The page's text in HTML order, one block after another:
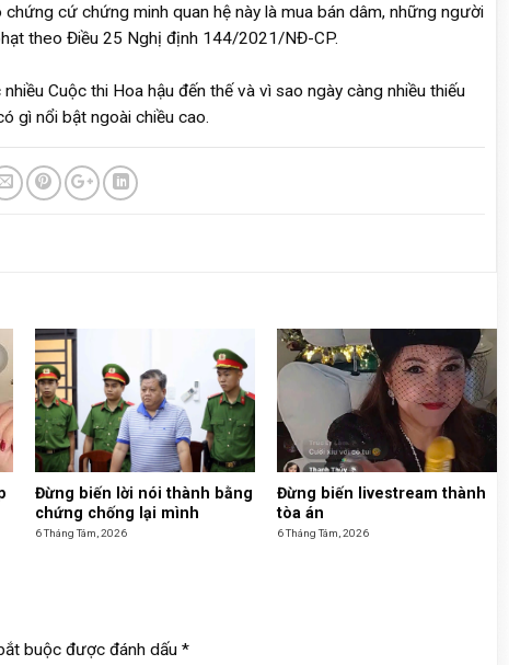
cứ chứng minh quan hệ này là mua bán dâm, những người
theo Điều 25 Nghị định 144/2021/NĐ-CP.
Cuộc thi Hoa hậu đến thế và vì sao ngày càng nhiều thiếu
gì nổi bật ngoài chiều cao.
Đừng biến lời nói thành bằng
chứng chống lại mình
6 Tháng Tám, 2026
Đừng biến livestream thành
tòa án
6 Tháng Tám, 2026
buộc được đánh dấu *